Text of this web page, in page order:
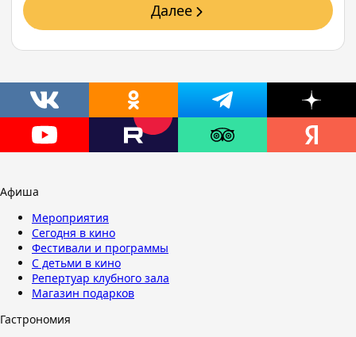
Далее
Афиша
Мероприятия
Сегодня в кино
Фестивали и программы
С детьми в кино
Репертуар клубного зала
Магазин подарков
Гастрономия